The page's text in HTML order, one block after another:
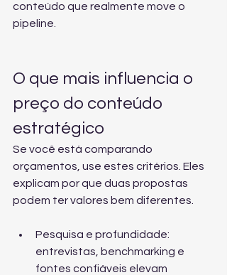
conteúdo que realmente move o
pipeline.
O que mais influencia o
preço do conteúdo
estratégico
Se você está comparando
orçamentos, use estes critérios. Eles
explicam por que duas propostas
podem ter valores bem diferentes.
Pesquisa e profundidade:
entrevistas, benchmarking e
fontes confiáveis elevam